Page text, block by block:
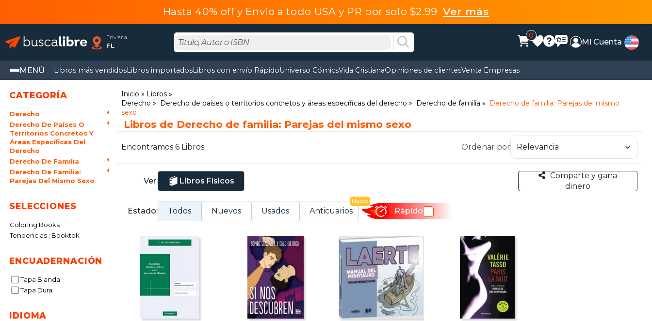
Hasta 40% off y Envío a todo USA y PR por solo $2.99Ver más
Enviar a
FL
0
Mi Cuenta
MENÚ Libros más vendidosLibros importadosLibros con envío RápidoUniverso CómicsVida CristianaOpiniones de clientesVenta Empresas
CATEGORÍA
Derecho
Derecho De Países O
Territorios Concretos Y
Áreas Específicas Del
Derecho
Derecho De Familia
Derecho De Familia:
Parejas Del Mismo Sexo
SELECCIONES
Coloring Books
Tendencias : Booktok
ENCUADERNACIÓN
Tapa Blanda
Tapa Dura
IDIOMA
Inicio
Libros
Derecho
Derecho de países o territorios concretos y áreas específicas del derecho Derecho de familia
Derecho de familia: Parejas del mismo
sexo
Libros de Derecho de familia: Parejas del mismo sexo
Encontramos 6 Libros Ordenar por
Ver: Libros Físicos
Comparte y gana
dinero
Estado: Todos Nuevos Usados Anticuarios
Nuevo
Rápido